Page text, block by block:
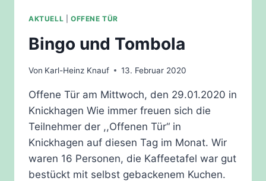
AKTUELL OFFENE TÜR
Bingo und Tombola
Von Karl-Heinz Knauf 13. Februar 2020
Offene Tür am Mittwoch, den 29.01.2020 in
Knickhagen Wie immer freuen sich die
Teilnehmer der ,,Offenen Tür“ in
Knickhagen auf diesen Tag im Monat. Wir
waren 16 Personen, die Kaffeetafel war gut
bestückt mit selbst gebackenem Kuchen.